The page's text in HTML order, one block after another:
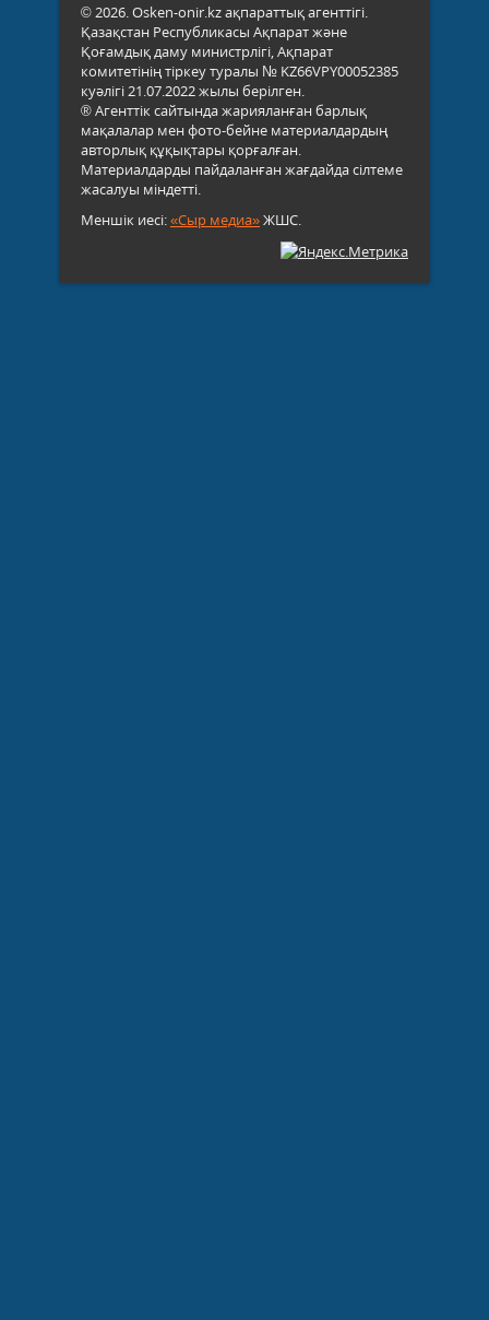
© 2026. Osken-onir.kz ақпараттық агенттігі.
Қазақстан Республикасы Ақпарат және
Қоғамдық даму министрлігі, Ақпарат
комитетінің тіркеу туралы № KZ66VPY00052385
куәлігі 21.07.2022 жылы берілген.
® Агенттік сайтында жарияланған барлық
мақалалар мен фото-бейне материалдардың
авторлық құқықтары қорғалған.
Материалдарды пайдаланған жағдайда сілтеме
жасалуы міндетті.
Меншік иесі:«Сыр медиа»ЖШС.